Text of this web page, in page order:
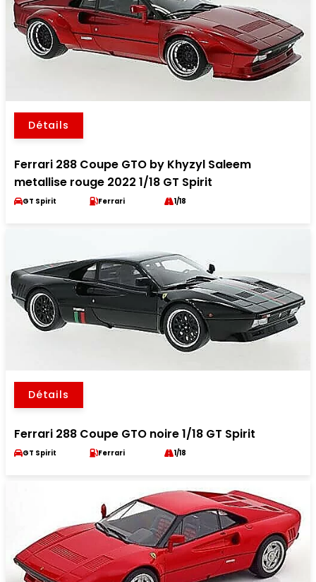
Détails
Ferrari 288 Coupe GTO by Khyzyl Saleem
metallise rouge 2022 1/18 GT Spirit
GT Spirit Ferrari 1/18
Détails
Ferrari 288 Coupe GTO noire 1/18 GT Spirit
GT Spirit Ferrari 1/18